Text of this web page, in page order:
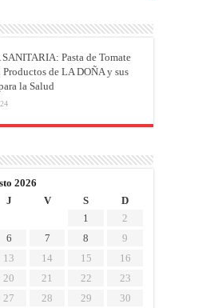
Pasta de Tomate
Productos de LA DOÑA y sus
la Salud
2026
J V S
D
1
2
6 7 8
9
13 14 15
16
20 21 22
23
27 28 29 30